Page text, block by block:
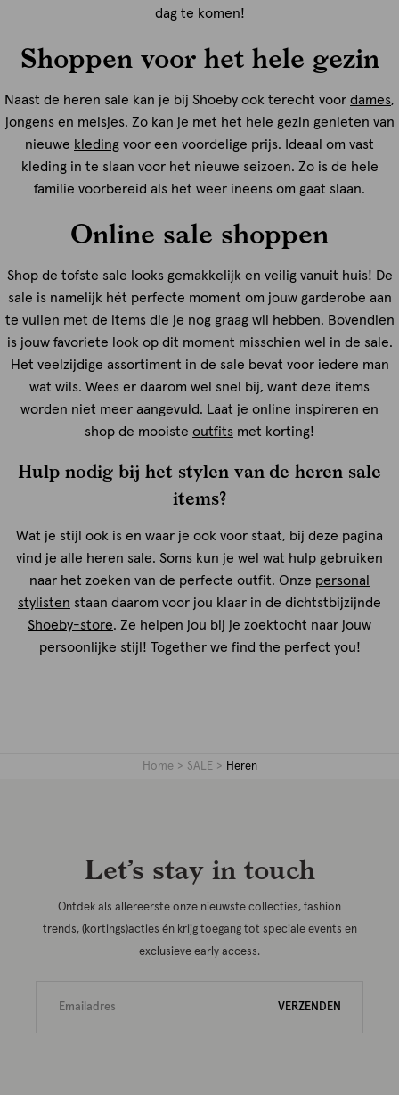
dag te komen!
Shoppen voor het hele gezin
Naast de heren sale kan je bij Shoeby ook terecht voor dames,
jongens en meisjes. Zo kan je met het hele gezin genieten van
nieuwe kleding voor een voordelige prijs. Ideaal om vast
kleding in te slaan voor het nieuwe seizoen. Zo is de hele
familie voorbereid als het weer ineens om gaat slaan.
Online sale shoppen
Shop de tofste sale looks gemakkelijk en veilig vanuit huis! De
sale is namelijk hét perfecte moment om jouw garderobe aan
te vullen met de items die je nog graag wil hebben. Bovendien
is jouw favoriete look op dit moment misschien wel in de sale.
Het veelzijdige assortiment in de sale bevat voor iedere man
wat wils. Wees er daarom wel snel bij, want deze items
worden niet meer aangevuld. Laat je online inspireren en
shop de mooiste outfits met korting!
Hulp nodig bij het stylen van de heren sale
items?
Wat je stijl ook is en waar je ook voor staat, bij deze pagina
vind je alle heren sale. Soms kun je wel wat hulp gebruiken
naar het zoeken van de perfecte outfit. Onze personal
stylisten staan daarom voor jou klaar in de dichtstbijzijnde
Shoeby-store. Ze helpen jou bij je zoektocht naar jouw
persoonlijke stijl! Together we find the perfect you!
Home SALE Heren
Let’s stay in touch
Ontdek als allereerste onze nieuwste collecties, fashion
trends, (kortings)acties én krijg toegang tot speciale events en
exclusieve early access.
VERZENDEN